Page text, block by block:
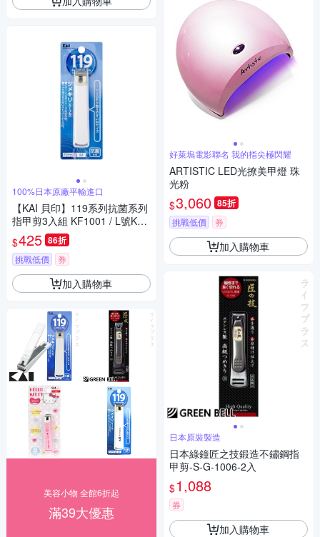
100%日本原廠平輸進口
【KAI 貝印】119系列抗菌系列
指甲剪3入組 KF1001 / L號KF1
002(任選)-日本境內版
$425 86折
挑戰低價 券
加入購物車
美容小物 全館6折起
滿39大優惠
好萊塢電影聯名 我的指尖極閃耀
ARTISTIC LED光撩美甲燈 珠
光粉
$3,060 85折
挑戰低價 券
加入購物車
日本原裝製造
日本綠鐘匠之技鍛造不鏽鋼指
甲剪-S-G-1006-2入
$1,088
券
加入購物車